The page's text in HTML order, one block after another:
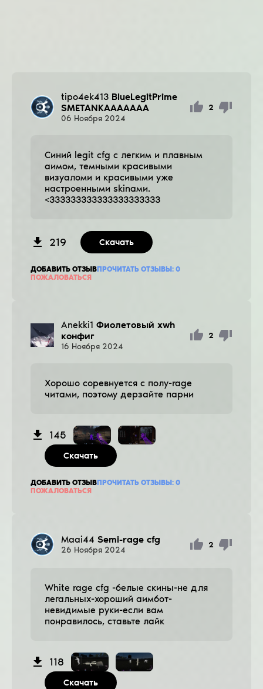
tipo4ek413 BlueLegitPrime
SMETANKAAAAAAA
06 Ноября 2024
2
Синий legit cfg с легким и плавным
аимом, темными красивыми
визуаломи и красивыми уже
настроенными skinами.
<333333333333333333333
219 Скачать
ДОБАВИТЬ ОТЗЫВПРОЧИТАТЬ ОТЗЫВЫ: 0
ПОЖАЛОВАТЬСЯ
Anekki1 Фиолетовый хwh
конфиг
16 Ноября 2024
2
Хорошо соревнуется с полу-rage
читами, поэтому дерзайте парни
145
Скачать
ДОБАВИТЬ ОТЗЫВПРОЧИТАТЬ ОТЗЫВЫ: 0
ПОЖАЛОВАТЬСЯ
Maai44 Semi-rage cfg
26 Ноября 2024
2
White rage cfg -белые скины-не для
легальных-хороший аимбот-
невидимые руки-если вам
понравилось, ставьте лайк
118
Скачать